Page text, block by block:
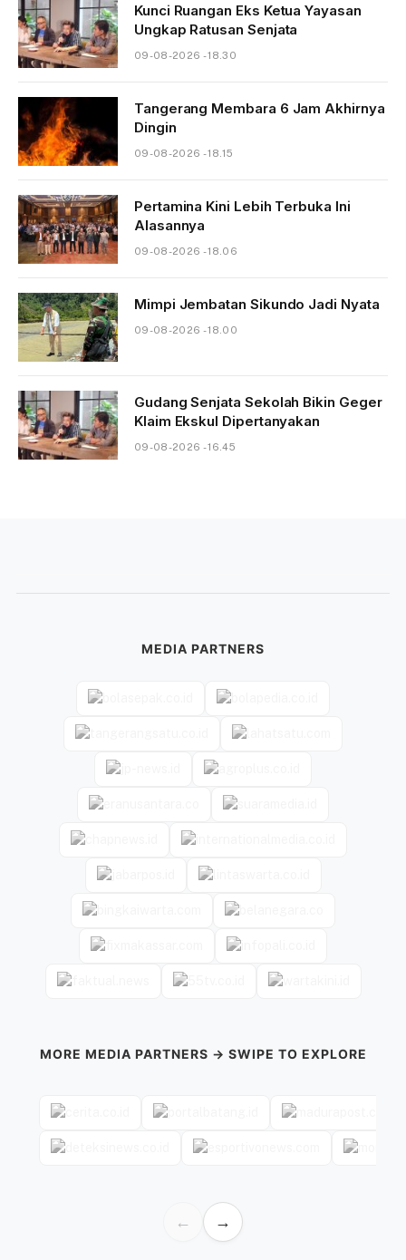
Kunci Ruangan Eks Ketua Yayasan
Ungkap Ratusan Senjata
09-08-2026 - 18.30
Tangerang Membara 6 Jam Akhirnya
Dingin
09-08-2026 - 18.15
Pertamina Kini Lebih Terbuka Ini
Alasannya
09-08-2026 - 18.06
Mimpi Jembatan Sikundo Jadi Nyata
09-08-2026 - 18.00
Gudang Senjata Sekolah Bikin Geger
Klaim Ekskul Dipertanyakan
09-08-2026 - 16.45
MEDIA PARTNERS
MORE MEDIA PARTNERS → SWIPE TO EXPLORE
← →